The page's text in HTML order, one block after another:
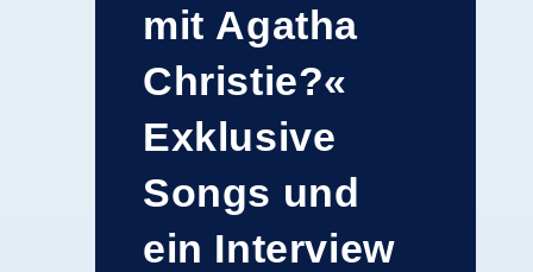
mit Agatha
Christie?«
Exklusive
Songs und
ein Interview